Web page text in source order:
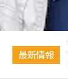
最新情報